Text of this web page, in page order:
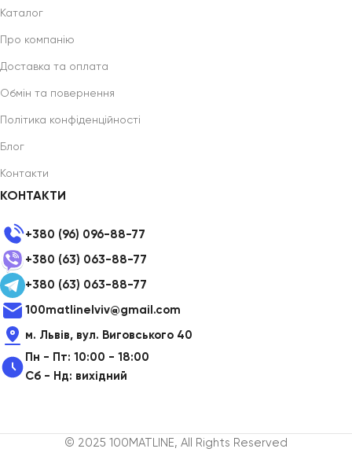
Каталог
Про компанію
Доставка та оплата
Обмін та повернення
Політика конфіденційності
Блог
Контакти
КОНТАКТИ
+380 (96) 096-88-77
+380 (63) 063-88-77
+380 (63) 063-88-77
100matlinelviv@gmail.com
м. Львів, вул. Виговського 40
Пн - Пт: 10:00 - 18:00
Сб - Нд: вихідний
© 2025 100MATLINE, All Rights Reserved